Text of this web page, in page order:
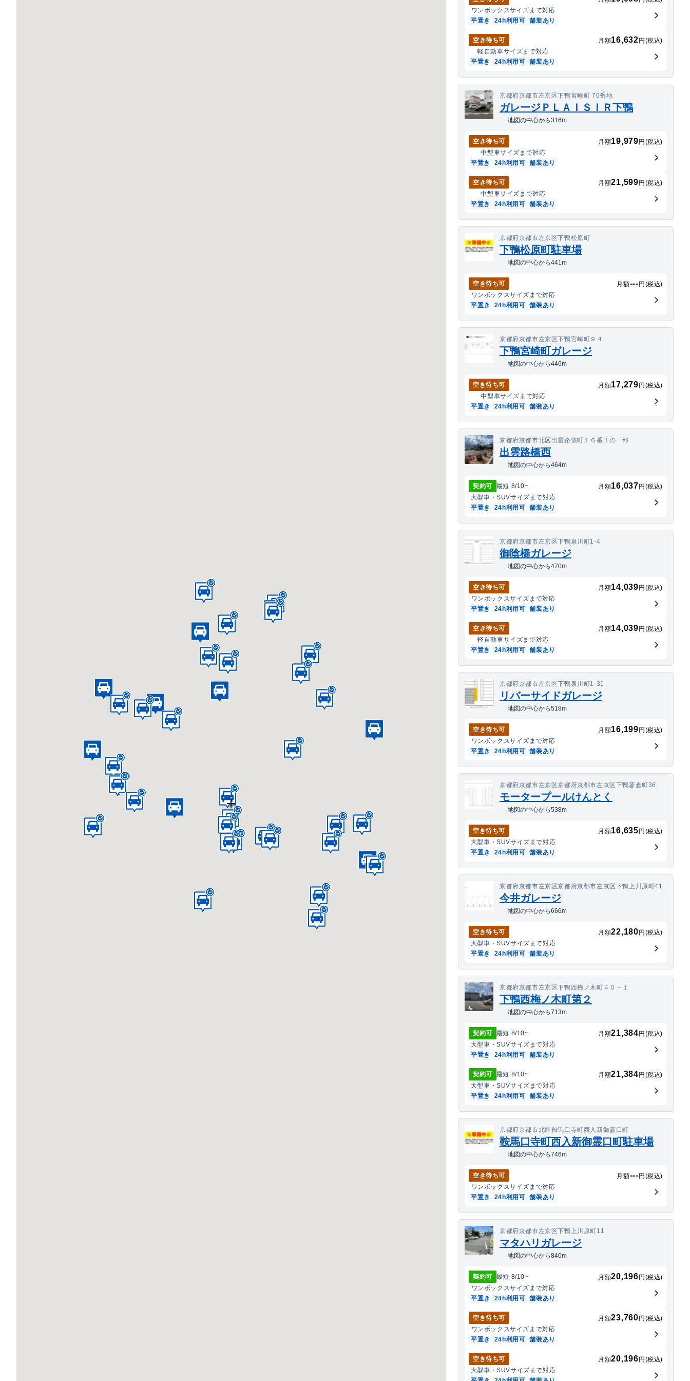
ワンボックスサイズまで対応
平置き
24h利用可 舗装あり
空き待ち可 月額16,632 円(税込)
軽自動車サイズまで対応
平置き
24h利用可 舗装あり
京都府京都市左京区下鴨宮崎町 70番地
ガレージＰＬＡＩＳＩＲ下鴨
地図の中心から316m
空き待ち可 月額19,979 円(税込)
中型車サイズまで対応
平置き
24h利用可 舗装あり
空き待ち可 月額21,599 円(税込)
中型車サイズまで対応
平置き
24h利用可 舗装あり
京都府京都市左京区下鴨松原町
下鴨松原町駐車場
地図の中心から441m
空き待ち可 月額--- 円(税込)
ワンボックスサイズまで対応
平置き
24h利用可 舗装あり
京都府京都市左京区下鴨宮崎町９４
下鴨宮崎町ガレージ
地図の中心から446m
空き待ち可 月額17,279 円(税込)
中型車サイズまで対応
平置き
24h利用可 舗装あり
京都府京都市北区出雲路俵町１６番１の一部
出雲路橋西
地図の中心から464m
契約可 最短 8/10~ 月額16,037 円(税込)
大型車・SUVサイズまで対応
平置き
24h利用可 舗装あり
京都府京都市左京区下鴨泉川町1-4
御陰橋ガレージ
地図の中心から470m
空き待ち可 月額14,039 円(税込)
ワンボックスサイズまで対応
平置き
24h利用可 舗装あり
空き待ち可 月額14,039 円(税込)
軽自動車サイズまで対応
平置き
24h利用可 舗装あり
京都府京都市左京区下鴨泉川町1-31
リバーサイドガレージ
地図の中心から518m
空き待ち可 月額16,199 円(税込)
ワンボックスサイズまで対応
平置き
24h利用可 舗装あり
京都府京都市左京区京都府京都市左京区下鴨蓼倉町36
モータープールけんとく
地図の中心から538m
空き待ち可 月額16,635 円(税込)
大型車・SUVサイズまで対応
平置き
24h利用可 舗装あり
京都府京都市左京区京都府京都市左京区下鴨上川原町41
今井ガレージ
地図の中心から666m
空き待ち可 月額22,180 円(税込)
大型車・SUVサイズまで対応
平置き
24h利用可 舗装あり
京都府京都市左京区下鴨西梅ノ木町４０－１
下鴨西梅ノ木町第２
地図の中心から713m
契約可 最短 8/10~ 月額21,384 円(税込)
大型車・SUVサイズまで対応
平置き
24h利用可 舗装あり
契約可 最短 8/10~ 月額21,384 円(税込)
大型車・SUVサイズまで対応
平置き
24h利用可 舗装あり
京都府京都市北区鞍馬口寺町西入新御霊口町
鞍馬口寺町西入新御霊口町駐車場
地図の中心から746m
空き待ち可 月額--- 円(税込)
ワンボックスサイズまで対応
平置き
24h利用可 舗装あり
京都府京都市左京区下鴨上川原町11
マタハリガレージ
地図の中心から840m
契約可 最短 8/10~ 月額20,196 円(税込)
ワンボックスサイズまで対応
平置き
24h利用可 舗装あり
空き待ち可 月額23,760 円(税込)
ワンボックスサイズまで対応
平置き
24h利用可 舗装あり
空き待ち可 月額20,196 円(税込)
大型車・SUVサイズまで対応